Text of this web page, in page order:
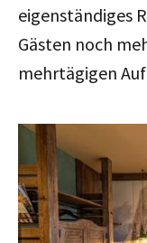
eigenständiges
Gästen noch
mehrtägigen